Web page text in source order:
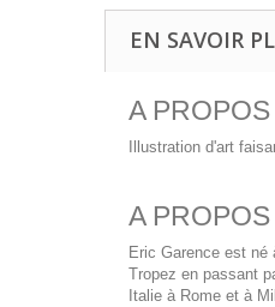
EN SAVOIR
A
Illustration d'art
A
Eric Garence est né
Tropez en passant
Italie à Rome et à